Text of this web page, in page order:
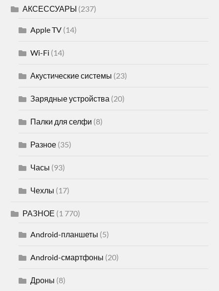
АКСЕССУАРЫ (237)
Apple TV (14)
Wi-Fi (14)
Акустические системы (23)
Зарядные устройства (20)
Палки для селфи (8)
Разное (35)
Часы (93)
Чехлы (17)
РАЗНОЕ (1 770)
Android-планшеты (5)
Android-смартфоны (20)
Дроны (8)